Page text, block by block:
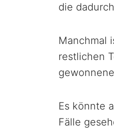
die
Manchmal
restlichen
Es könnte
Fälle